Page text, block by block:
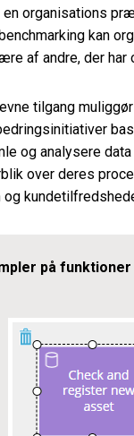
en organisations
kan
af andre, der har
tilgang
og analysere
over deres
på